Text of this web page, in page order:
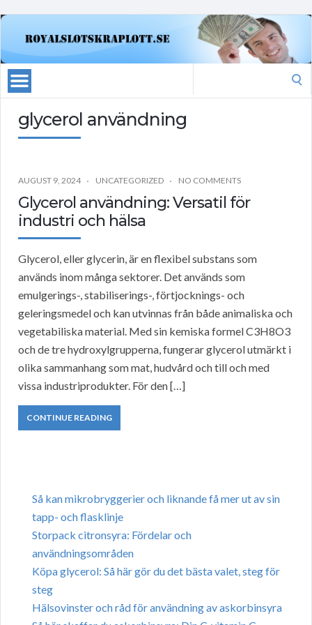
glycerol användning
AUGUST 9, 2024 UNCATEGORIZED NO COMMENTS
Glycerol användning: Versatil för
industri och hälsa
Glycerol, eller glycerin, är en flexibel substans som
används inom många sektorer. Det används som
emulgerings-, stabiliserings-, förtjocknings- och
geleringsmedel och kan utvinnas från både animaliska och
vegetabiliska material. Med sin kemiska formel C3H8O3
och de tre hydroxylgrupperna, fungerar glycerol utmärkt i
olika sammanhang som mat, hudvård och till och med
vissa industriprodukter. För den […]
CONTINUE READING
Så kan mikrobryggerier och liknande få mer ut av sin
tapp- och flasklinje
Storpack citronsyra: Fördelar och
användningsområden
Köpa glycerol: Så här gör du det bästa valet, steg för
steg
Hälsovinster och råd för användning av askorbinsyra